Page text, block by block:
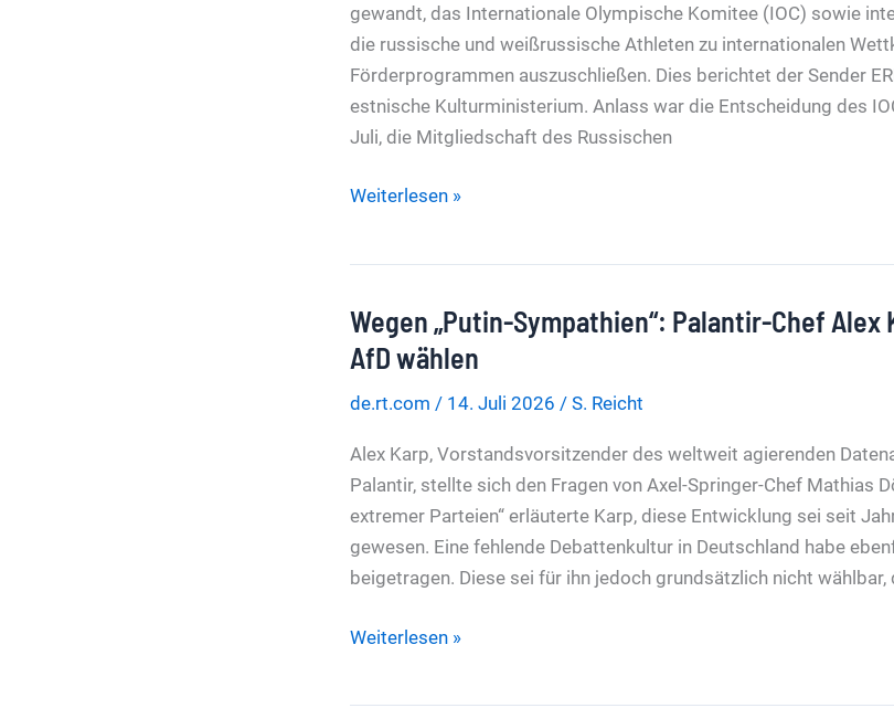
gewandt, das Internationale Olympische Komitee (IOC) sowie
die russische und weißrussische Athleten zu internationalen
Förderprogrammen auszuschließen. Dies berichtet der Sender
estnische Kulturministerium. Anlass war die Entscheidung des
Juli, die Mitgliedschaft des Russischen
Nach
Russland:
Neun
Länder
fordern
Förderstopp
Weiterlesen »
Wegen „Putin-Sympathien“: Palantir-Chef
AfD wählen
de.rt.com / 14. Juli 2026 / S. Reicht
Alex Karp, Vorstandsvorsitzender des weltweit agierenden
Palantir, stellte sich den Fragen von Axel-Springer-Chef Mathias
extremer Parteien“ erläuterte Karp, diese Entwicklung sei seit
gewesen. Eine fehlende Debattenkultur in Deutschland habe
beigetragen. Diese sei für ihn jedoch grundsätzlich nicht
Wegen
Weiterlesen »